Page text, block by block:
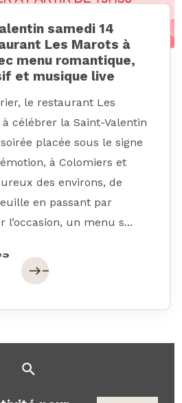
samedi 14
Les Marots à
menu romantique,
et musique live
le restaurant Les
célébrer la Saint-Valentin
placée sous le signe
à Colomiers et
des environs, de
en passant par
l’occasion, un menu s...
easteast